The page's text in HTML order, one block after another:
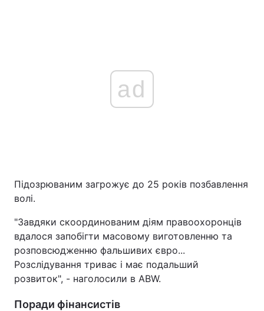
ad
Підозрюваним загрожує до 25 років позбавлення
волі.
"Завдяки скоординованим діям правоохоронців
вдалося запобігти масовому виготовленню та
розповсюдженню фальшивих євро...
Розслідування триває і має подальший
розвиток", - наголосили в ABW.
Поради фінансистів